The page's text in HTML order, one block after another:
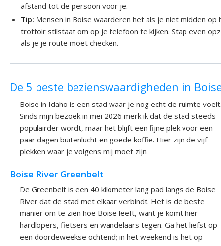
afstand tot de persoon voor je.
Tip: Mensen in Boise waarderen het als je niet midden op
trottoir stilstaat om op je telefoon te kijken. Stap even
als je je route moet checken.
De 5 beste bezienswaardigheden in
Boise in Idaho is een stad waar je nog echt de ruimte voelt.
Sinds mijn bezoek in mei 2026 merk ik dat de stad steeds
populairder wordt, maar het blijft een fijne plek voor een
paar dagen buitenlucht en goede koffie. Hier zijn de vijf
plekken waar je volgens mij moet zijn.
Boise River Greenbelt
De Greenbelt is een 40 kilometer lang pad langs de Boise
River dat de stad met elkaar verbindt. Het is de beste
manier om te zien hoe Boise leeft, want je komt hier
hardlopers, fietsers en wandelaars tegen. Ga het liefst op
een doordeweekse ochtend; in het weekend is het op